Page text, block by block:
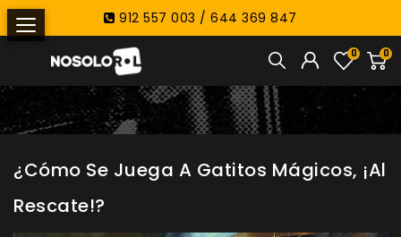
912 557 003 / 644 369 847
0
0
¿Cómo Se Juega A Gatitos Mágicos, ¡Al
Rescate!?